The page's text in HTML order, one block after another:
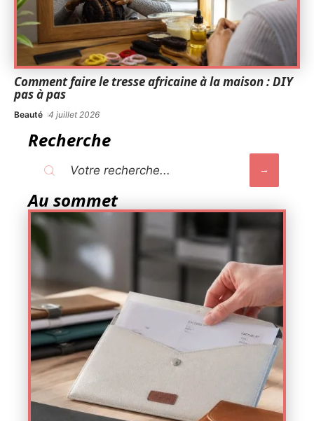
Comment faire le tresse africaine à la maison : DIY
pas à pas
Beauté 4 juillet 2026
Recherche
Au sommet